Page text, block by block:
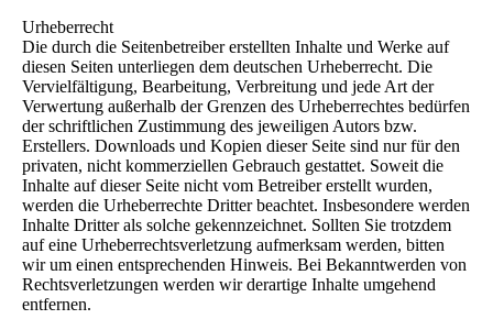
Urheberrecht
Die durch die Seitenbetreiber erstellten Inhalte und Werke auf
diesen Seiten unterliegen dem deutschen Urheberrecht. Die
Vervielfältigung, Bearbeitung, Verbreitung und jede Art der
Verwertung außerhalb der Grenzen des Urheberrechtes bedürfen
der schriftlichen Zustimmung des jeweiligen Autors bzw.
Erstellers. Downloads und Kopien dieser Seite sind nur für den
privaten, nicht kommerziellen Gebrauch gestattet. Soweit die
Inhalte auf dieser Seite nicht vom Betreiber erstellt wurden,
werden die Urheberrechte Dritter beachtet. Insbesondere werden
Inhalte Dritter als solche gekennzeichnet. Sollten Sie trotzdem
auf eine Urheberrechtsverletzung aufmerksam werden, bitten
wir um einen entsprechenden Hinweis. Bei Bekanntwerden von
Rechtsverletzungen werden wir derartige Inhalte umgehend
entfernen.